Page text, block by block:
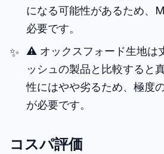
になる可能性があるため、
必要です。
⚠️ オックスフォード生地は
ッシュの製品と比較すると
性にはやや劣るため、極度
が必要です。
コスパ評価